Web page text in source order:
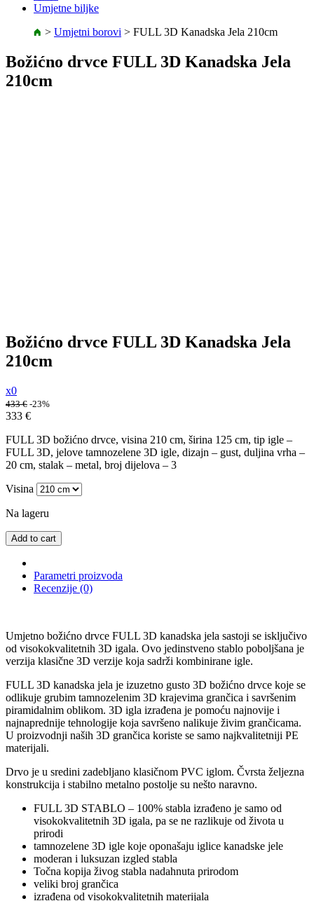
Umjetne biljke
> Umjetni borovi > FULL 3D Kanadska Jela 210cm
Božićno drvce FULL 3D Kanadska Jela
210cm
Božićno drvce FULL 3D Kanadska Jela
210cm
x0
433€ -23%
333 €
FULL 3D božićno drvce, visina 210 cm, širina 125 cm, tip igle –
FULL 3D, jelove tamnozelene 3D igle, dizajn – gust, duljina vrha –
20 cm, stalak – metal, broj dijelova – 3
Visina
Na lageru
Add to cart
Parametri proizvoda
Recenzije (0)
Umjetno božićno drvce FULL 3D kanadska jela sastoji se isključivo
od visokokvalitetnih 3D igala. Ovo jedinstveno stablo poboljšana je
verzija klasične 3D verzije koja sadrži kombinirane igle.
FULL 3D kanadska jela je izuzetno gusto 3D božićno drvce koje se
odlikuje grubim tamnozelenim 3D krajevima grančica i savršenim
piramidalnim oblikom. 3D igla izrađena je pomoću najnovije i
najnaprednije tehnologije koja savršeno nalikuje živim grančicama.
U proizvodnji naših 3D grančica koriste se samo najkvalitetniji PE
materijali.
Drvo je u sredini zadebljano klasičnom PVC iglom. Čvrsta željezna
konstrukcija i stabilno metalno postolje su nešto naravno.
FULL 3D STABLO – 100% stabla izrađeno je samo od
visokokvalitetnih 3D igala, pa se ne razlikuje od života u
prirodi
tamnozelene 3D igle koje oponašaju iglice kanadske jele
moderan i luksuzan izgled stabla
Točna kopija živog stabla nadahnuta prirodom
veliki broj grančica
izrađena od visokokvalitetnih materijala